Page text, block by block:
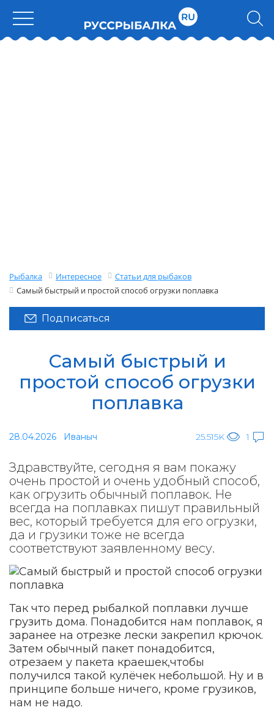
Рыбалка Интересное
Статьи для рыбаков
Самый быстрый и простой способ огрузки поплавка
Подписаться
Самый быстрый и
простой способ огрузки
поплавка
28.04.2026 Иваныч 25.515K 1
Здравствуйте, сегодня я вам покажу
очень простой и очень удобный способ,
как огрузить обычный поплавок. Не
всегда на поплавках пишут правильный
вес, который требуется для его огрузки,
да и грузики тоже не всегда
соответствуют заявленному весу.
Так что перед рыбалкой поплавки лучше
грузить дома. Понадобится нам поплавок, я
заранее на отрезке лески закрепил крючок.
Затем обычный пакет понадобится,
отрезаем у пакета краешек,чтобы
получился такой кулёчек небольшой. Ну и в
принципе больше ничего, кроме грузиков,
нам не надо.